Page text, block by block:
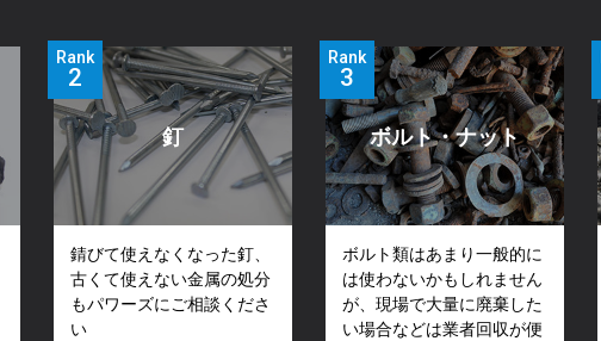
Rank
釘
錆びて使えなくなった釘、
古くて使えない金属の処分
もパワーズにご相談くださ
い
Rank
ボルト・ナット
ボルト類はあまり一般的に
は使わないかもしれません
が、現場で大量に廃棄した
い場合などは業者回収が便